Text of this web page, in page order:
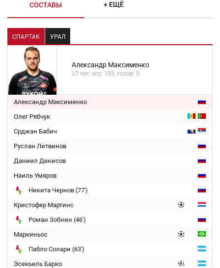
СОСТАВЫ + ЕЩЁ
СПАРТАК УРАЛ
Александр Максименко
27 лет, игр: 193, голов: 0
Александр Максименко
Олег Рябчук
Срджан Бабич
Руслан Литвинов
Даниил Денисов
Наиль Умяров
Никита Чернов (77')
Кристофер Мартинс
Роман Зобнин (46')
Маркиньос
Пабло Солари (63')
Эсекьель Барко